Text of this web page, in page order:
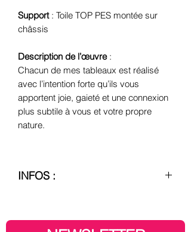
Support : Toile TOP PES montée sur
châssis
Description de l’œuvre :
Chacun de mes tableaux est réalisé
avec l’intention forte qu’ils vous
apportent joie, gaieté et une connexion
plus subtile à vous et votre propre
nature.
INFOS :